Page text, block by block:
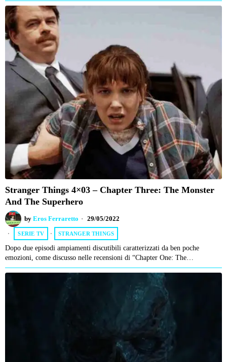
Stranger Things 4×03 – Chapter Three: The Monster
And The Superhero
by Eros Ferraretto 29/05/2022
SERIE TV · STRANGER THINGS
Dopo due episodi ampiamenti discutibili caratterizzati da ben poche
emozioni, come discusso nelle recensioni di “Chapter One: The…